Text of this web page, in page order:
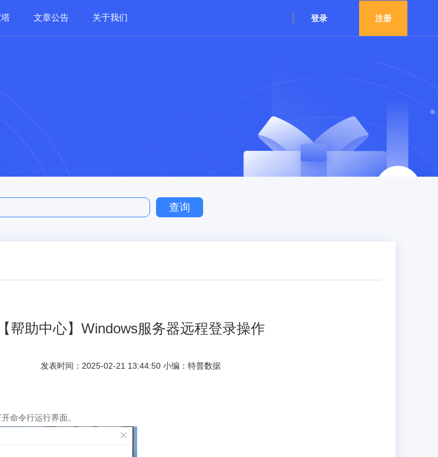
文章公告 关于我们 登录 注册
【帮助中心】Windows服务器远程登录操作
发表时间：2025-02-21 13:44:50 小编：特普数据
命令行运行界面。